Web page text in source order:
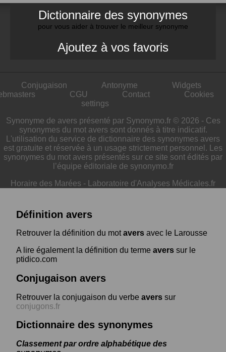
Dictionnaire des synonymes
pour vous aider à trouver le meilleur synonyme
Ajoutez à vos favoris
Conjugaison Antonyme
Widgets
CGU Contact
Cookies
settings
Synonyme de avers présenté par Synonymo.fr © 2026 - Ces
synonymes du mot avers sont donnés à titre indicatif.
L'utilisation du service de dictionnaire des synonymes avers
est gratuite et réservée à un usage strictement personnel. Les
synonymes du mot avers présentés sur ce site sont édités par
l’équipe éditoriale de synonymo.fr
Horaire des Marées - Laboratoire d'Analyses Médicales.fr
Définition avers
Retrouver la définition du motavers avec le Larousse
A lire également la définition du terme avers sur le
ptidico.com
Conjugaison avers
Retrouver la conjugaison du verbe avers sur
conjugons.fr
Dictionnaire des synonymes
Classement par ordre alphabétique des